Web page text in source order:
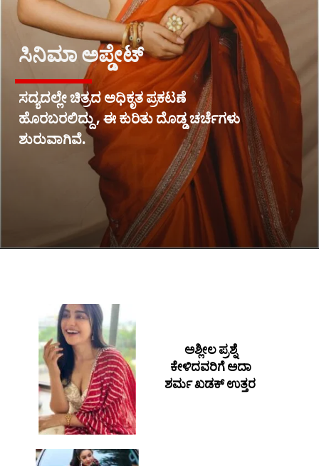
ಸಿನಿಮಾ ಅಪ್ಡೇಟ್
ಸದ್ಯದಲ್ಲೇ ಚಿತ್ರದ ಅಧಿಕೃತ ಪ್ರಕಟಣೆ
ಹೊರಬರಲಿದ್ದು , ಈ ಕುರಿತು ದೊಡ್ಡ ಚರ್ಚೆಗಳು
ಶುರುವಾಗಿವೆ.
ಅಶ್ಲೀಲ ಪ್ರಶ್ನೆ
ಕೇಳಿದವರಿಗೆ ಅದಾ
ಶರ್ಮ ಖಡಕ್ ಉತ್ತರ